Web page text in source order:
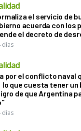
el servicio de
acuerda con los
el decreto de
días
por el conflicto naval
lo que cuesta tener un
de que Argentina
días